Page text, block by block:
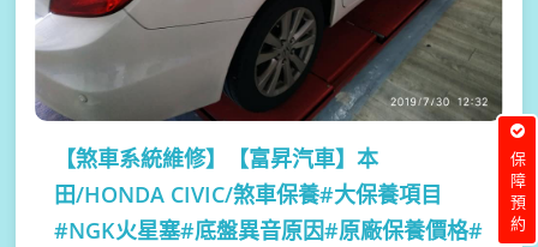
【煞車系統維修】
【富昇汽車】本
田/HONDA CIVIC/煞車保養#大保養項目
#NGK火星塞#底盤異音原因#原廠保養價格#
保障預約